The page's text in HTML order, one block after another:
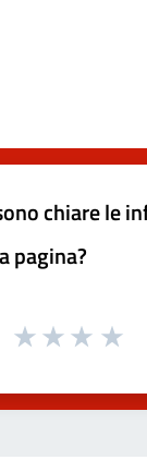
chiare le
pagina?